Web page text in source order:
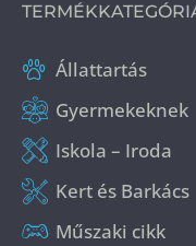
Állattartás
Gyermekeknek
Iskola – Iroda
Kert és Barkács
Műszaki cikk